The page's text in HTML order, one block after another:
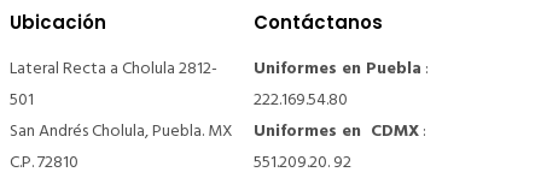
Ubicación
Lateral Recta a Cholula 2812-
501
San Andrés Cholula, Puebla. MX
C.P. 72810
Contáctanos
Uniformes en Puebla :
222.169.54.80
Uniformes en CDMX:
551.209.20. 92